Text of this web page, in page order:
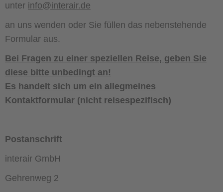
unter info@interair.de
an uns wenden oder Sie füllen das nebenstehende
Formular aus.
Bei Fragen zu einer speziellen Reise, geben Sie
diese bitte unbedingt an!
Es handelt sich um ein allegmeines
Kontaktformular (nicht reisespezifisch)
Postanschrift
interair GmbH
Gehrenweg 2